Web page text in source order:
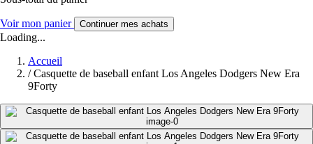
Voir mon panier Continuer mes achats
Loading...
Accueil
/ Casquette de baseball enfant Los Angeles Dodgers New Era
9Forty